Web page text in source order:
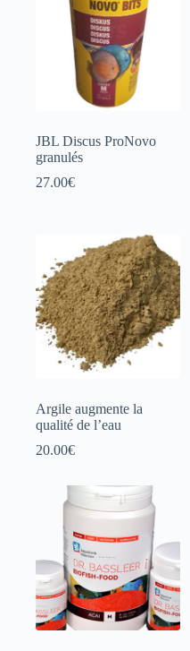
JBL Discus ProNovo
granulés
27.00€
Argile augmente la
qualité de l’eau
20.00€